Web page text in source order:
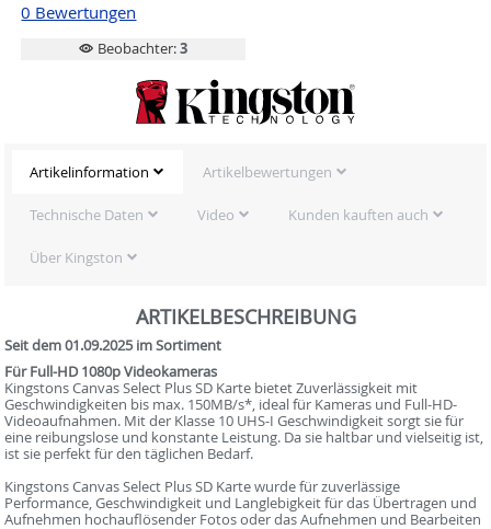
0 Bewertungen
Beobachter:3
Artikelinformation Artikelbewertungen
Technische Daten Video Kunden kauften auch
Über Kingston
ARTIKELBESCHREIBUNG
Seit dem 01.09.2025 im Sortiment
Für Full-HD 1080p Videokameras
Kingstons Canvas Select Plus SD Karte bietet Zuverlässigkeit mit
Geschwindigkeiten bis max. 150MB/s*, ideal für Kameras und Full-HD-
Videoaufnahmen. Mit der Klasse 10 UHS-I Geschwindigkeit sorgt sie für
eine reibungslose und konstante Leistung. Da sie haltbar und vielseitig ist,
ist sie perfekt für den täglichen Bedarf.
Kingstons Canvas Select Plus SD Karte wurde für zuverlässige
Performance, Geschwindigkeit und Langlebigkeit für das Übertragen und
Aufnehmen hochauflösender Fotos oder das Aufnehmen und Bearbeiten